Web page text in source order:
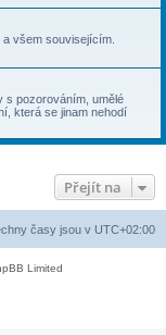
všem souvisejícím.
s pozorováním, umělé
která se jinam nehodí
Přejít na
časy jsou v UTC+02:00
Limited